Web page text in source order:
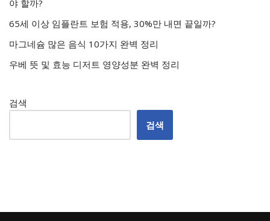
야 할까?
65세 이상 임플란트 보험 적용, 30%만 내면 끝일까?
마그네슘 많은 음식 10가지 완벽 정리
우베 뜻 및 효능 디저트 영양성분 완벽 정리
검색
검색